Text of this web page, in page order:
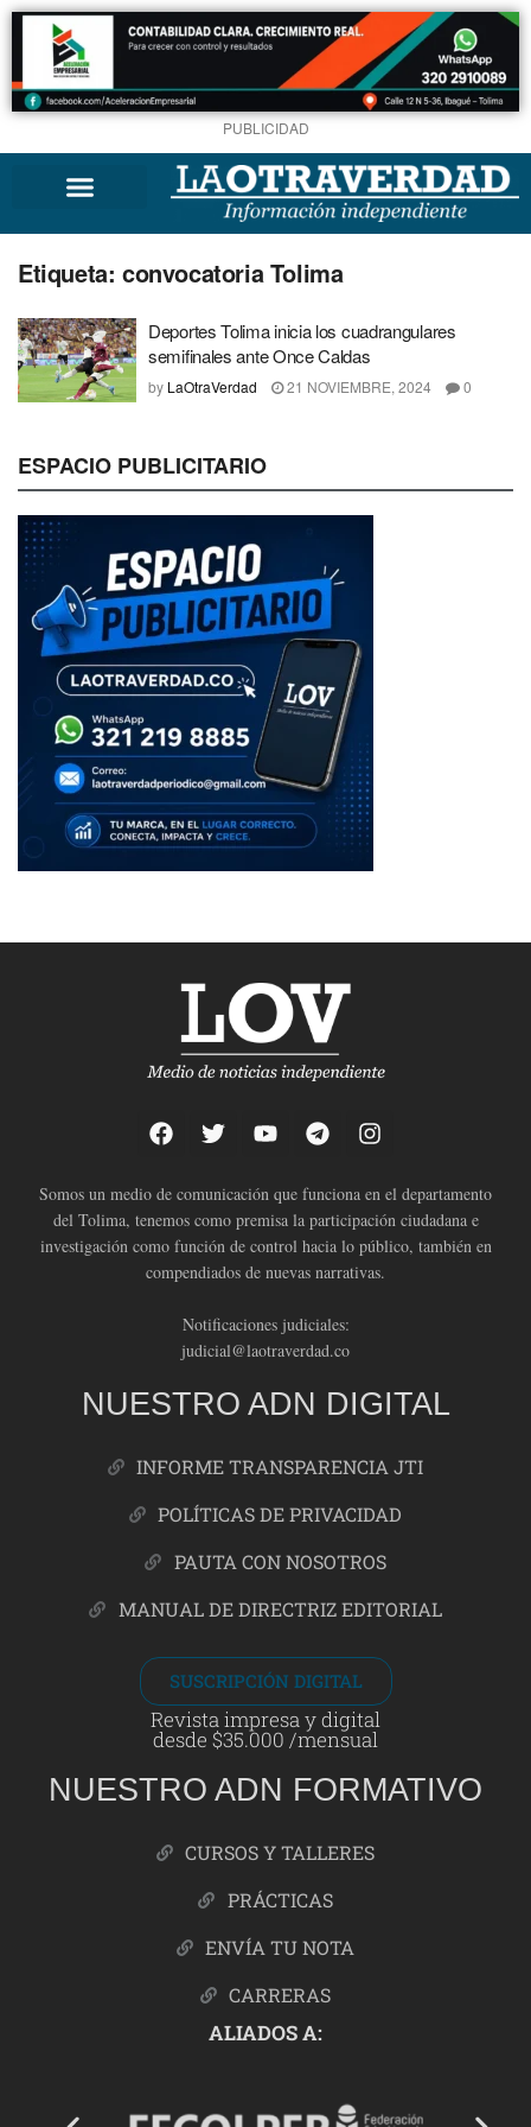
PUBLICIDAD
Etiqueta: convocatoria Tolima
Deportes Tolima inicia los cuadrangulares
semifinales ante Once Caldas
by LaOtraVerdad 21 NOVIEMBRE, 2024 0
ESPACIO PUBLICITARIO
Somos un medio de comunicación que funciona en el departamento
del Tolima, tenemos como premisa la participación ciudadana e
investigación como función de control hacia lo público, también en
compendiados de nuevas narrativas.
Notificaciones judiciales:
judicial@laotraverdad.co
NUESTRO ADN DIGITAL
INFORME TRANSPARENCIA JTI
POLÍTICAS DE PRIVACIDAD
PAUTA CON NOSOTROS
MANUAL DE DIRECTRIZ EDITORIAL
SUSCRIPCIÓN DIGITAL
Revista impresa y digital
desde $35.000 /mensual
NUESTRO ADN FORMATIVO
CURSOS Y TALLERES
PRÁCTICAS
ENVÍA TU NOTA
CARRERAS
ALIADOS A: